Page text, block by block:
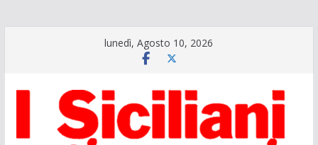
lunedì, Agosto 10, 2026